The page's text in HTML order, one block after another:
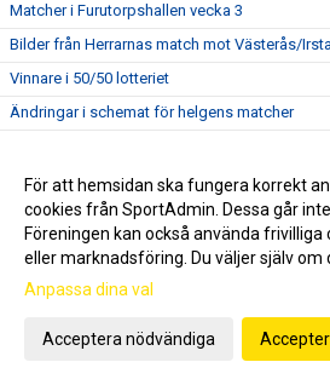
Matcher i Furutorpshallen vecka 3
Bilder från Herrarnas match mot Västerås/
Vinnare i 50/50 lotteriet
Ändringar i schemat för helgens matcher
Matcher vecka 2
Inställt för VHK:s damer
Årets första 50/50 lotteri
Matcher
Uppesittarkväll
För att hemsidan ska fungera korrekt
cookies från SportAdmin. Dessa går
Föreningen kan också använda
eller marknadsföring. Du väljer själv om
Anpassa dina val
Acceptera nödvändiga